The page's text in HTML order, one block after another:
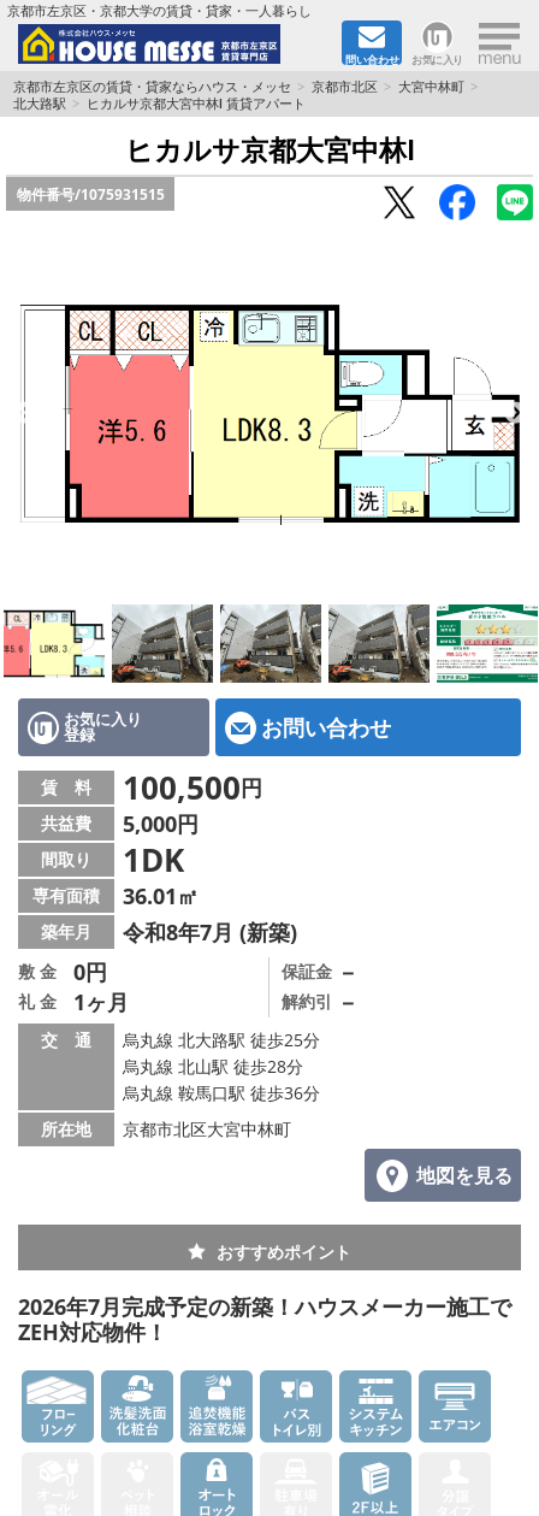
京都市左京区・京都大学の賃貸・貸家・一人暮らし
問い合わせ お気に入り ×
TOPページ
地図から検索
地域から検索
書類DL & 入居者さまへ
家族で住むならマンション？賃家？
一人暮らしの物件特集
ペット相談OKの賃貸！
ハウスメーカー施工特集！
路線·駅から探す
IT重説について
スタッフ紹介
賃貸管理の北白川店
店舗情報·アクセス
会社概要
メールでお問い合わせ
京都市左京区の賃貸・貸家ならハウス・メッセ 京都市北区
大宮中林町
北大路駅
ヒカルサ京都大宮中林Ⅰ 賃貸アパート
ヒカルサ京都大宮中林Ⅰ
物件番号/1075931515
お気に入り
登録 お問い合わせ
賃 料 100,500円
共益費 5,000円
間取り 1DK
専有面積 36.01㎡
築年月 令和8年7月 (新築)
敷 金 0円
礼 金 1ヶ月
保証金 －
解約引 －
交 通
烏丸線 北大路駅 徒歩25分
烏丸線 北山駅 徒歩28分
烏丸線 鞍馬口駅 徒歩36分
所在地
京都市北区大宮中林町
地図を見る
おすすめポイント
2026年7月完成予定の新築！ハウスメーカー施工で
ZEH対応物件！